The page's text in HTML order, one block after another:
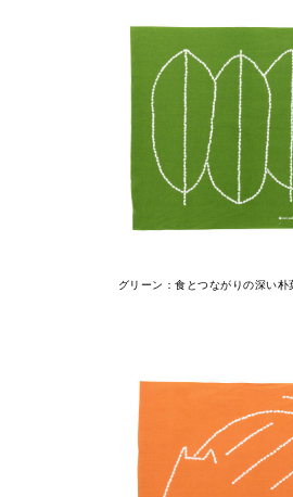
グリーン：食とつながりの深い朴